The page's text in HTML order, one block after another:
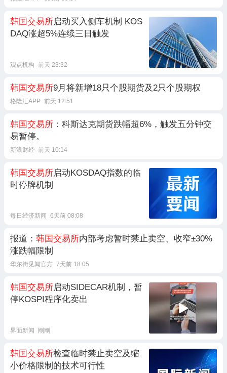
韩国交易所启动买入侧车机制 KOS
DAQ涨超5%连续三日触发
观点机构 前天 23:32
韩国交易所9月将新增18只个股期货及2只个股期权
格隆汇APP 前天 12:51
韩国交易所 ：科斯达克期货跌幅超6%，触发五分钟交
易暂停。
新浪财经 前天 10:14
韩国交易所启动KOSDAQ指数的临
时停牌机制
每日经济新闻 6天前 08:08
报道： 韩国交易所内部考虑暂时禁止卖空、收窄±30%
涨跌幅限制
华尔街见闻官方 7天前 18:05
韩国交易所启动SIDECAR机制，暂
停KOSPI程序化卖出
界面新闻 刚刚
韩国交易所检查临时禁止卖空及缩
小价格限制的技术可行性